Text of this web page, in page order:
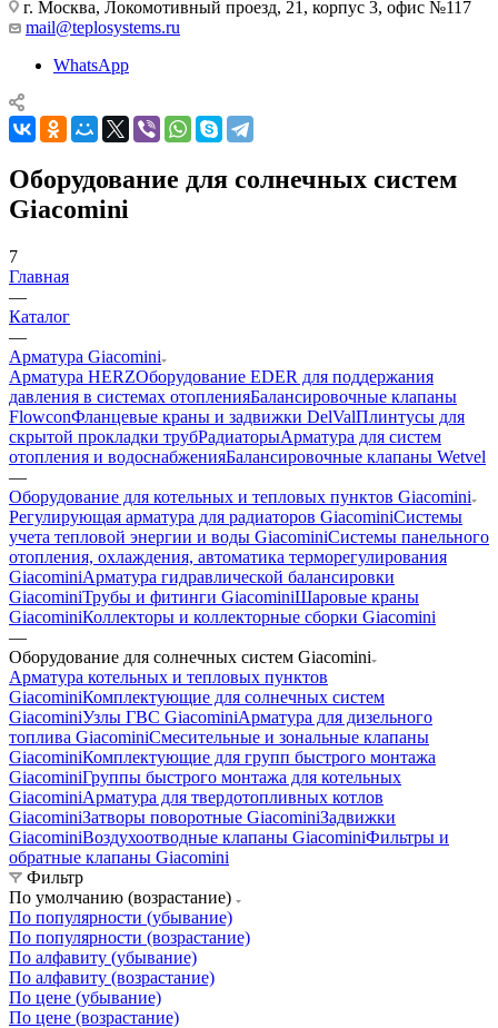
г. Москва, Локомотивный проезд, 21, корпус 3, офис №117
mail@teplosystems.ru
WhatsApp
Оборудование для солнечных систем
Giacomini
7
Главная
—
Каталог
—
Арматура Giacomini
Арматура HERZОборудование EDER для поддержания
давления в системах отопленияБалансировочные клапаны
FlowconФланцевые краны и задвижки DelValПлинтусы для
скрытой прокладки трубРадиаторыАрматура для систем
отопления и водоснабженияБалансировочные клапаны Wetvel
—
Оборудование для котельных и тепловых пунктов Giacomini
Регулирующая арматура для радиаторов GiacominiСистемы
учета тепловой энергии и воды GiacominiСистемы панельного
отопления, охлаждения, автоматика терморегулирования
GiacominiАрматура гидравлической балансировки
GiacominiТрубы и фитинги GiacominiШаровые краны
GiacominiКоллекторы и коллекторные сборки Giacomini
—
Оборудование для солнечных систем Giacomini
Арматура котельных и тепловых пунктов
GiacominiКомплектующие для солнечных систем
GiacominiУзлы ГВС GiacominiАрматура для дизельного
топлива GiacominiСмесительные и зональные клапаны
GiacominiКомплектующие для групп быстрого монтажа
GiacominiГруппы быстрого монтажа для котельных
GiacominiАрматура для твердотопливных котлов
GiacominiЗатворы поворотные GiacominiЗадвижки
GiacominiВоздухоотводные клапаны GiacominiФильтры и
обратные клапаны Giacomini
Фильтр
По умолчанию (возрастание)
По популярности (убывание)
По популярности (возрастание)
По алфавиту (убывание)
По алфавиту (возрастание)
По цене (убывание)
По цене (возрастание)